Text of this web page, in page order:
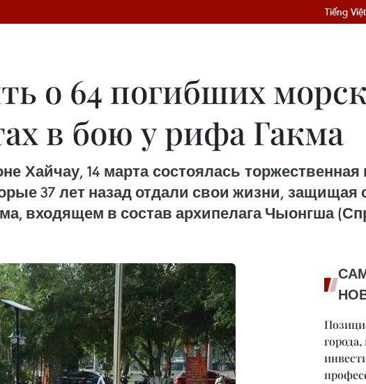
Tiếng Việt
о 64 погибших
в бою у рифа Гакма
Хайчау, 14 марта состоялась
37 лет назад отдали свои жизни, защищая
входящем в состав архипелага Чыонгша